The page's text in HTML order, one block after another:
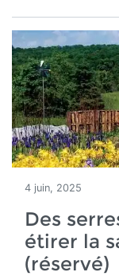
4 juin, 2025
Des
étirer la
(réservé)